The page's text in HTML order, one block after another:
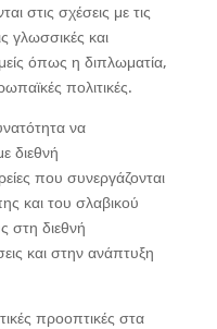
στις σχέσεις με τις
γλωσσικές και
όπως η διπλωματία,
πολιτικές.
να
διεθνή
που συνεργάζονται
και του σλαβικού
στη διεθνή
και στην ανάπτυξη
προοπτικές στα